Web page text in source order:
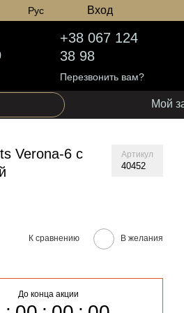
Рус Вход
+38 067 124
38 98
Перезвонить вам?
Мой
Verona-6 с
Артикул
40452
К сравнению В желания
До конца акции